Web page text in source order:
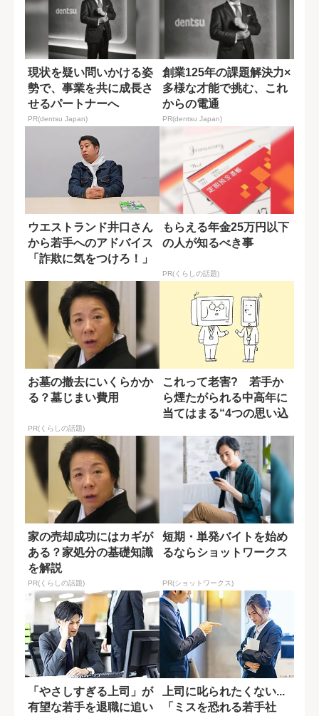
現状を疑い問いかける姿
勢で、事業を共に成長さ
せるパートナーへ
PR(dentsu Japan)
創業125年の課題解決力×
多様な才能で挑む、これ
からの電通
PR(dentsu Japan)
ウエストランド井口さん
から若手へのアドバイス
「詐欺に気をつけろ！」
もらえる年金25万円以下
の人が知るべき事
PR(くらしの話題)
お墓の撤去にいくらかか
る？墓じまい費用
PR(くらしの話題)
これって老害? 若手か
ら煙たがられる中高年に
当てはまる“4つの思い込
家の売却成功にはカギが
ある？家処分の基礎知識
を解説
PR(くらしの話題)
短期・単発バイトを始め
るならショットワークス
PR(ショットワークス)
「やさしすぎる上司」が
有望な若手を退職に追い
上司に叱られたくない...
「ミスを恐れる若手社